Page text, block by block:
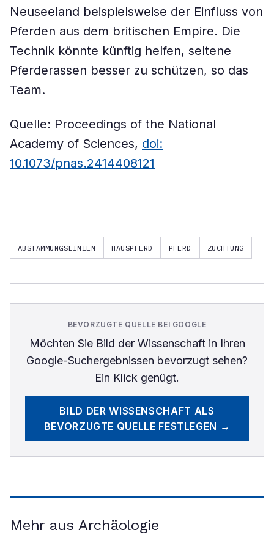
Neuseeland beispielsweise der Einfluss von
Pferden aus dem britischen Empire. Die
Technik könnte künftig helfen, seltene
Pferderassen besser zu schützen, so das
Team.
Quelle: Proceedings of the National
Academy of Sciences, doi:
10.1073/pnas.2414408121
ABSTAMMUNGSLINIEN HAUSPFERD PFERD ZÜCHTUNG
BEVORZUGTE QUELLE BEI GOOGLE
Möchten Sie Bild der Wissenschaftin Ihren
Google-Suchergebnissen bevorzugt sehen?
Ein Klick genügt.
BILD DER WISSENSCHAFT ALS
BEVORZUGTE QUELLE FESTLEGEN →
Mehr aus Archäologie